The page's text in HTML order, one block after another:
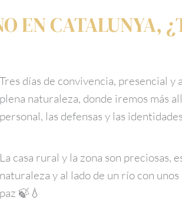
EN CATALUNYA,
Tres días de convivencia, presencial y
plena naturaleza, donde iremos más
personal, las defensas y las
La casa rural y la zona son preciosas,
naturaleza y al lado de un río con
paz 🍃💧